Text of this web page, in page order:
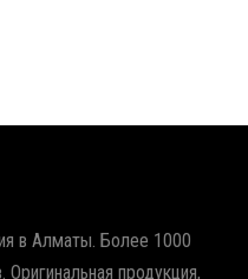
в Алматы. Более 1000
продукция,